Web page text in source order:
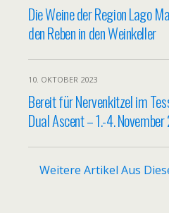
Die Weine der Region Lago
den Reben in den Weinkeller
10. OKTOBER 2023
Bereit für Nervenkitzel im
Dual Ascent – 1.-4.
Weitere Artikel Aus